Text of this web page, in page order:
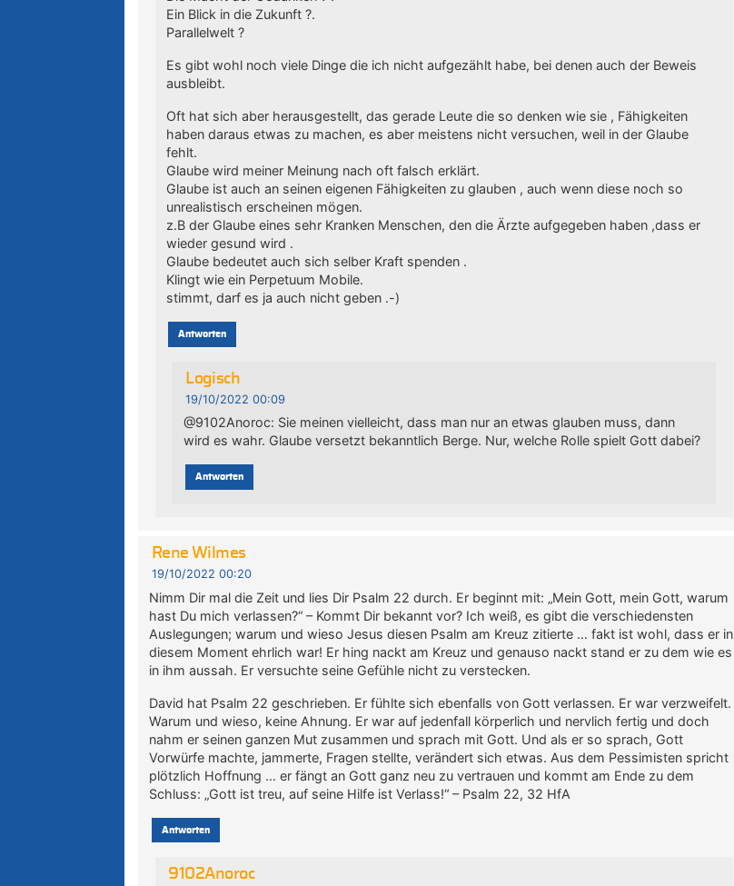
Ein Blick in die Zukunft ?.
Parallelwelt ?
Es gibt wohl noch viele Dinge die ich nicht aufgezählt habe, bei denen auch der Beweis
ausbleibt.
Oft hat sich aber herausgestellt, das gerade Leute die so denken wie sie , Fähigkeiten
haben daraus etwas zu machen, es aber meistens nicht versuchen, weil in der Glaube
fehlt.
Glaube wird meiner Meinung nach oft falsch erklärt.
Glaube ist auch an seinen eigenen Fähigkeiten zu glauben , auch wenn diese noch so
unrealistisch erscheinen mögen.
z.B der Glaube eines sehr Kranken Menschen, den die Ärzte aufgegeben haben ,dass er
wieder gesund wird .
Glaube bedeutet auch sich selber Kraft spenden .
Klingt wie ein Perpetuum Mobile.
stimmt, darf es ja auch nicht geben .-)
Antworten
Logisch
19/10/2022 00:09
@9102Anoroc: Sie meinen vielleicht, dass man nur an etwas glauben muss, dann
wird es wahr. Glaube versetzt bekanntlich Berge. Nur, welche Rolle spielt Gott dabei?
Antworten
Rene Wilmes
19/10/2022 00:20
Nimm Dir mal die Zeit und lies Dir Psalm 22 durch. Er beginnt mit: „Mein Gott, mein Gott, warum
hast Du mich verlassen?“ – Kommt Dir bekannt vor? Ich weiß, es gibt die verschiedensten
Auslegungen; warum und wieso Jesus diesen Psalm am Kreuz zitierte … fakt ist wohl, dass er in
diesem Moment ehrlich war! Er hing nackt am Kreuz und genauso nackt stand er zu dem wie es
in ihm aussah. Er versuchte seine Gefühle nicht zu verstecken.
David hat Psalm 22 geschrieben. Er fühlte sich ebenfalls von Gott verlassen. Er war verzweifelt.
Warum und wieso, keine Ahnung. Er war auf jedenfall körperlich und nervlich fertig und doch
nahm er seinen ganzen Mut zusammen und sprach mit Gott. Und als er so sprach, Gott
Vorwürfe machte, jammerte, Fragen stellte, verändert sich etwas. Aus dem Pessimisten spricht
plötzlich Hoffnung … er fängt an Gott ganz neu zu vertrauen und kommt am Ende zu dem
Schluss: „Gott ist treu, auf seine Hilfe ist Verlass!“ – Psalm 22, 32 HfA
Antworten
9102Anoroc